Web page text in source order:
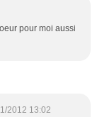
pour moi aussi
2012 13:02